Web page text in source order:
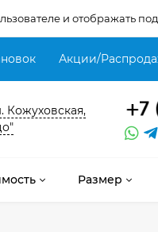
и отображать
Акции/
Кожуховская,
Размер